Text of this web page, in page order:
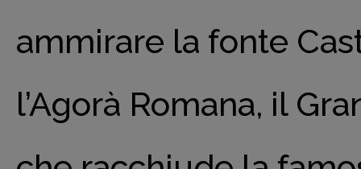
ammirare la fonte
l’Agorà Romana, il